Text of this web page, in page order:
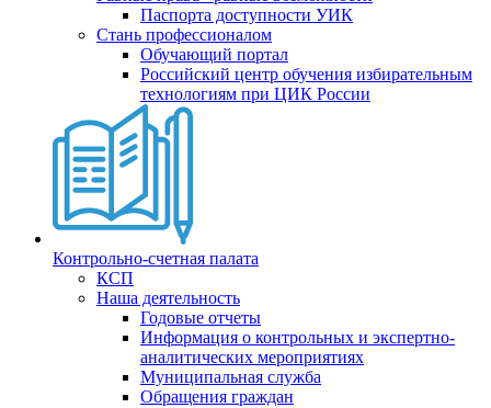
Паспорта доступности УИК
Стань профессионалом
Обучающий портал
Российский центр обучения избирательным
технологиям при ЦИК России
Контрольно-счетная палата
КСП
Наша деятельность
Годовые отчеты
Информация о контрольных и экспертно-
аналитических мероприятиях
Муниципальная служба
Обращения граждан